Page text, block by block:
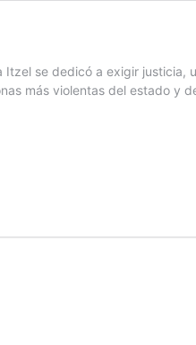
se dedicó a exigir justicia,
más violentas del estado y